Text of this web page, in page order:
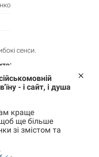
сенси.
та виробників.
Альбіни Колесніченко!
конвертом та пояском.
- і сайт, і душа
краще
ще більше
зі змістом та
товары